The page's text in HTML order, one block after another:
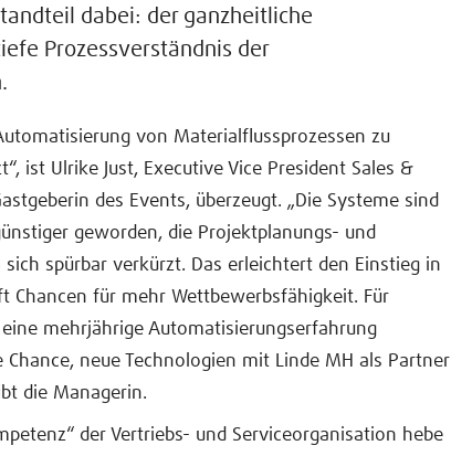
dabei: der ganzheitliche
Prozessverständnis der
von Materialflussprozessen zu
ist Ulrike Just, Executive Vice President Sales &
des Events, überzeugt. „Die Systeme sind
geworden, die Projektplanungs- und
spürbar verkürzt. Das erleichtert den Einstieg in
Chancen für mehr Wettbewerbsfähigkeit. Für
mehrjährige Automatisierungserfahrung
neue Technologien mit Linde MH als Partner
die Managerin.
der Vertriebs- und Serviceorganisation hebe